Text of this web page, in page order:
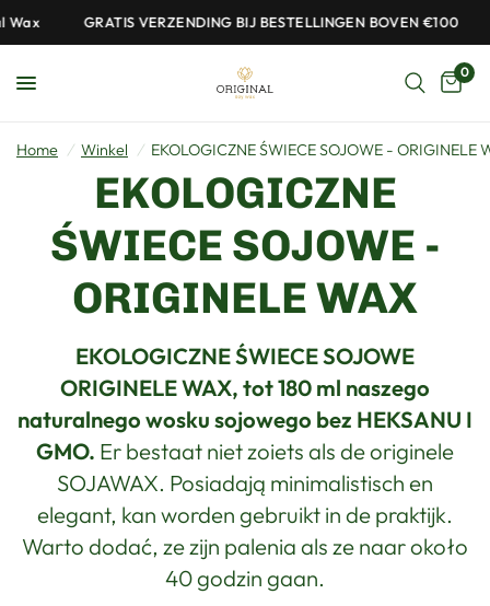
GRATIS VERZENDING BIJ BESTELLINGEN BOVEN €100
0
Home / Winkel / EKOLOGICZNE ŚWIECE SOJOWE - ORIGINELE
EKOLOGICZNE
ŚWIECE SOJOWE -
ORIGINELE WAX
EKOLOGICZNE ŚWIECE SOJOWE
ORIGINELE WAX, tot 180 ml naszego
naturalnego wosku sojowego bez HEKSANU I
GMO. Er bestaat niet zoiets als de originele
SOJAWAX. Posiadają minimalistisch en
elegant, kan worden gebruikt in de praktijk.
Warto dodać, ze zijn palenia als ze naar około
40 godzin gaan.